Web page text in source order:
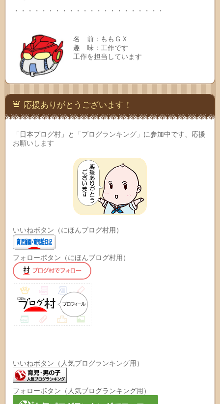
・・・・・・・・・・・・・・・・・・・・・・
名 前：ももＧＸ
趣 味：工作です
工作を担当しています
応援ありがとうございます！
「日本ブログ村」と「ブログランキング」に参加中です、応援
お願いします
いいねボタン（にほんブログ村用）
フォローボタン（にほんブログ村用）
いいねボタン（人気ブログランキング用）
フォローボタン（人気ブログランキング用）